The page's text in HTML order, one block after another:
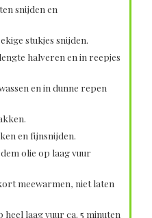
snijden en
stukjes snijden.
halveren en in reepjes
en in dunne repen
en fijnsnijden.
olie op laag vuur
meewarmen, niet laten
heel laag vuur ca. 5 minuten